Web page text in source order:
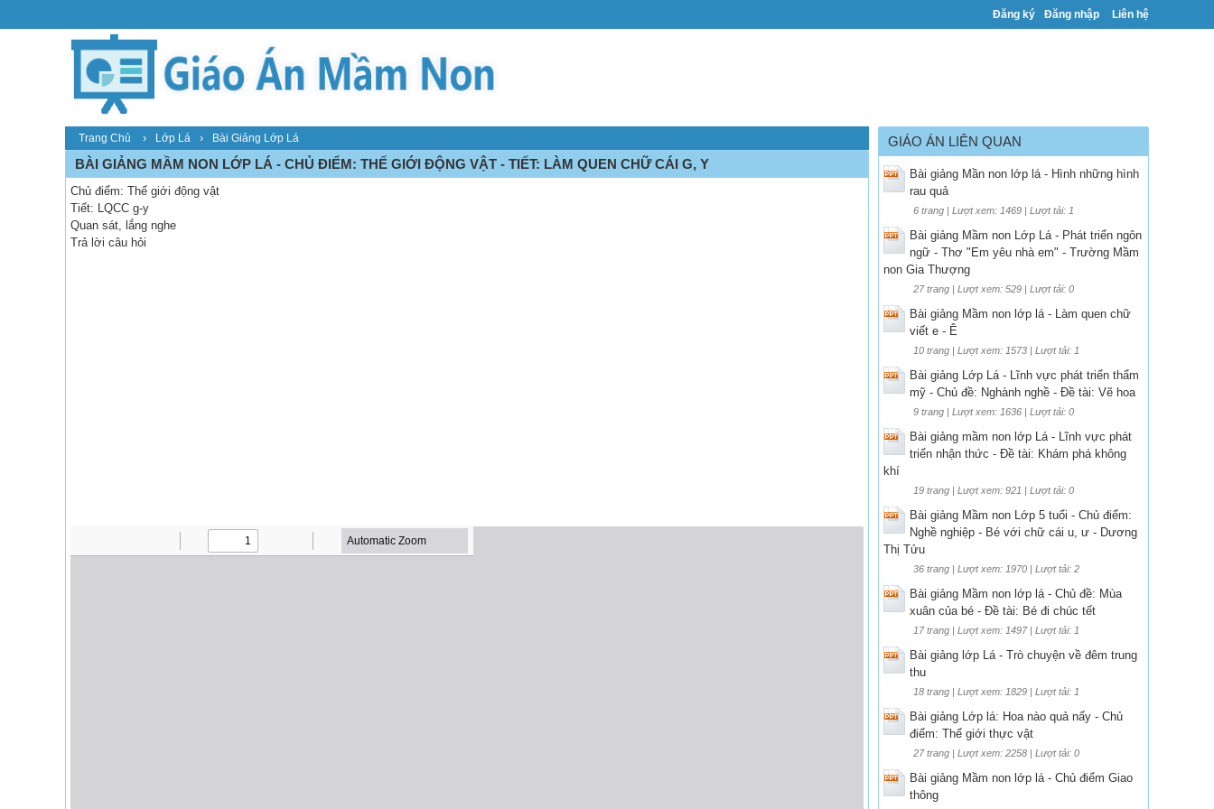
Đăng ký Đăng nhập Liên hệ
Trang Chủ › Lớp Lá › Bài Giảng Lớp Lá
BÀI GIẢNG MẦM NON LỚP LÁ - CHỦ ĐIỂM: THẾ GIỚI ĐỘNG VẬT - TIẾT: LÀM QUEN CHỮ CÁI G, Y
Chủ điểm: Thế giới động vật
Tiết: LQCC g-y
Quan sát, lắng nghe
Trả lời câu hỏi
GIÁO ÁN LIÊN QUAN
Bài giảng Mần non lớp lá - Hình những hình
rau quả
6 trang | Lượt xem: 1469 | Lượt tải: 1
Bài giảng Mầm non Lớp Lá - Phát triển ngôn
ngữ - Thơ "Em yêu nhà em" - Trường Mầm
non Gia Thượng
27 trang | Lượt xem: 529 | Lượt tải: 0
Bài giảng Mầm non lớp lá - Làm quen chữ
viết e - Ê
10 trang | Lượt xem: 1573 | Lượt tải: 1
Bài giảng Lớp Lá - Lĩnh vực phát triển thẩm
mỹ - Chủ đề: Nghành nghề - Đề tài: Vẽ hoa
9 trang | Lượt xem: 1636 | Lượt tải: 0
Bài giảng mầm non lớp Lá - Lĩnh vực phát
triển nhận thức - Đề tài: Khám phá không
khí
19 trang | Lượt xem: 921 | Lượt tải: 0
Bài giảng Mầm non Lớp 5 tuổi - Chủ điểm:
Nghề nghiệp - Bé với chữ cái u, ư - Dương
Thị Tửu
36 trang | Lượt xem: 1970 | Lượt tải: 2
Bài giảng Mầm non lớp lá - Chủ đề: Mùa
xuân của bé - Đề tài: Bé đi chúc tết
17 trang | Lượt xem: 1497 | Lượt tải: 1
Bài giảng lớp Lá - Trò chuyện về đêm trung
thu
18 trang | Lượt xem: 1829 | Lượt tải: 1
Bài giảng Lớp lá: Hoa nào quả nấy - Chủ
điểm: Thế giới thực vật
27 trang | Lượt xem: 2258 | Lượt tải: 0
Bài giảng Mầm non lớp lá - Chủ điểm Giao
thông